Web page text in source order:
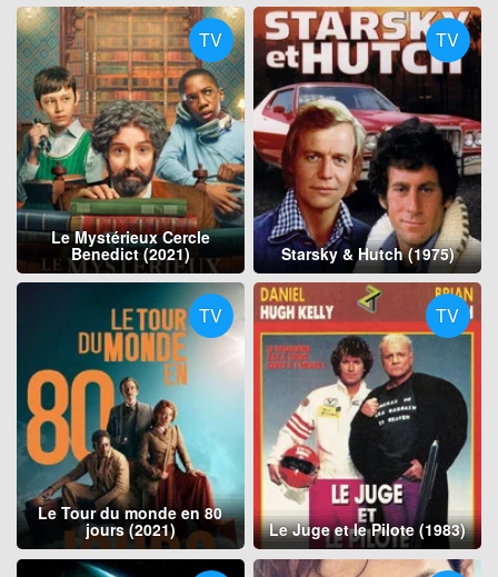
TV
Le Mystérieux Cercle
Benedict (2021)
TV
Starsky & Hutch (1975)
TV
Le Tour du monde en 80
jours (2021)
TV
Le Juge et le Pilote (1983)